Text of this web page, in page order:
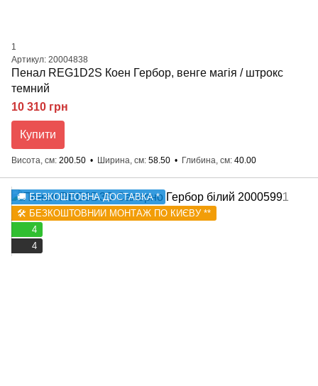
1
Артикул: 20004838
Пенал REG1D2S Коен Гербор, венге магія / штрокс
темний
10 310 грн
Купити
Висота, см 200.50 Ширина, см 58.50 Глибина, см 40.00
🚚 БЕЗКОШТОВНА ДОСТАВКА *
🛠️ БЕЗКОШТОВНИЙ МОНТАЖ ПО КИЄВУ **
4
4